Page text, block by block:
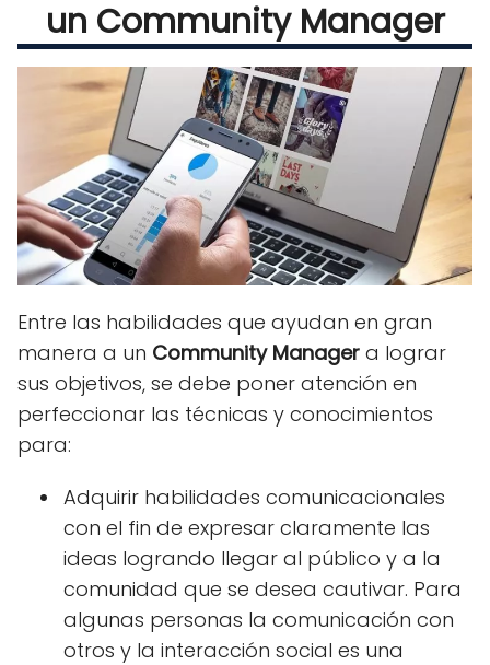
un Community Manager
Entre las habilidades que ayudan en gran
manera a un Community Manager a lograr
sus objetivos, se debe poner atención en
perfeccionar las técnicas y conocimientos
para:
Adquirir habilidades comunicacionales
con el fin de expresar claramente las
ideas logrando llegar al público y a la
comunidad que se desea cautivar. Para
algunas personas la comunicación con
otros y la interacción social es una